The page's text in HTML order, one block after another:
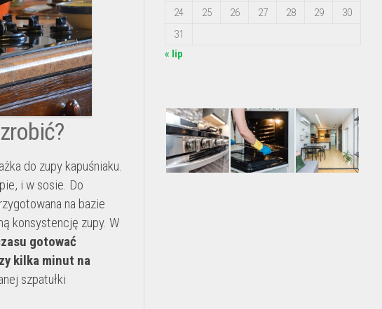
do zupy kapuśniaku.
i w sosie. Do
na bazie
konsystencję zupy. W
gotować
kilka minut na
szpatułki
24
25 26 27 28 29
30
31
« lip